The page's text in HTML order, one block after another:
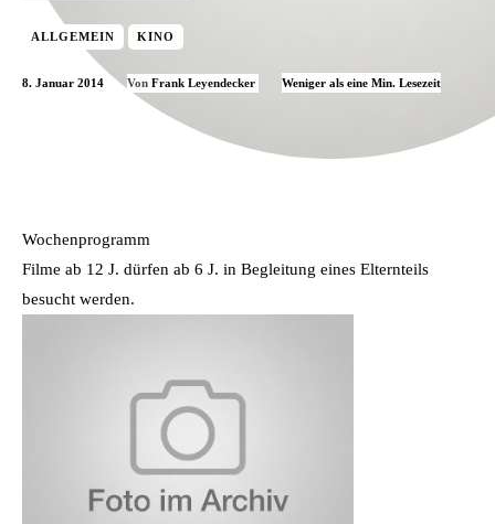
ALLGEMEIN KINO
8. Januar 2014 Von Frank Leyendecker Weniger als eine Min. Lesezeit
Wochenprogramm
Filme ab 12 J. dürfen ab 6 J. in Begleitung eines Elternteils
besucht werden.